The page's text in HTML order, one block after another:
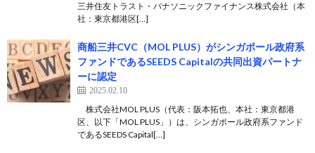
三井住友トラスト・パナソニックファイナンス株式会社（本
社：東京都港区[…]
商船三井CVC（MOL PLUS）がシンガポール政府系
ファンドであるSEEDS Capitalの共同出資パートナ
ーに認定
2025.02.10
株式会社MOL PLUS（代表：阪本拓也、本社：東京都港
区、以下「MOL PLUS」）は、シンガポール政府系ファンド
であるSEEDS Capital[…]